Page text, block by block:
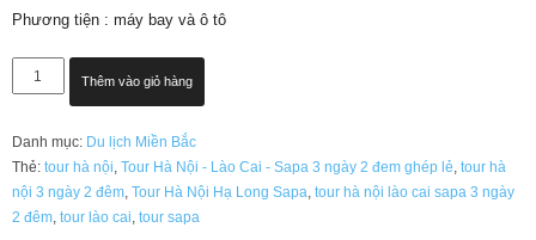
Phương tiện : máy bay và ô tô
Tour
Hà
-
Lào
Cai
-
Thêm vào giỏ hàng
Danh mục: Du lịch Miền Bắc
Thẻ: tour hà nội, Tour Hà Nội - Lào Cai - Sapa 3 ngày 2 đem ghép lẻ, tour hà
nội 3 ngày 2 đêm, Tour Hà Nội Hạ Long Sapa, tour hà nội lào cai sapa 3 ngày
2 đêm, tour lào cai, tour sapa